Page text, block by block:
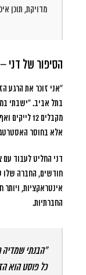
מדויקת, תוכן
הסיפור של דני
“אני זוכר את הרגע
מקבלים 12
אלא בחוסר
דני החליט לעבוד עם
החברתיות.
“הבנתי שמדיה
כל פוסט הוא